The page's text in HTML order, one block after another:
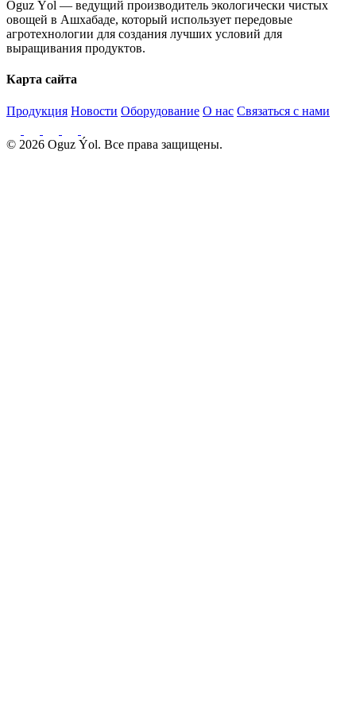
Oguz Ýol — ведущий производитель экологически чистых
овощей в Ашхабаде, который использует передовые
агротехнологии для создания лучших условий для
выращивания продуктов.
Карта сайта
Продукция Новости Оборудование О нас Связаться с нами
© 2026 Oguz Ýol. Все права защищены.